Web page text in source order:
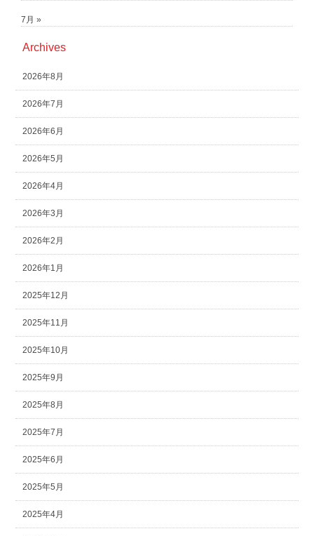
7月 »
Archives
2026年8月
2026年7月
2026年6月
2026年5月
2026年4月
2026年3月
2026年2月
2026年1月
2025年12月
2025年11月
2025年10月
2025年9月
2025年8月
2025年7月
2025年6月
2025年5月
2025年4月